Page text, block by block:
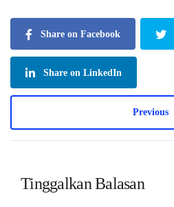
Share on Facebook
Share on LinkedIn
Previous
Tinggalkan Balasan